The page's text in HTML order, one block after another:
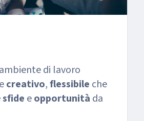
di lavoro
creativo,flessibile che
sfide eopportunità da